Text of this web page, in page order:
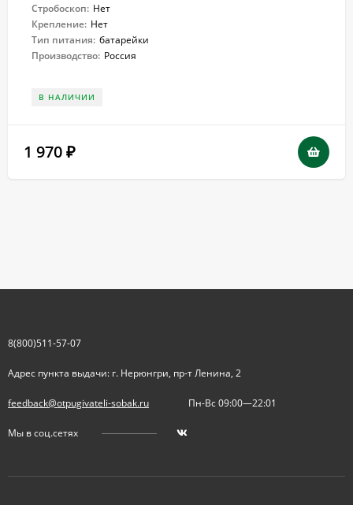
Стробоскоп: Нет
Крепление: Нет
Тип питания: батарейки
Производство: Россия
В НАЛИЧИИ
1 970 ₽
8(800)511-57-07
Адрес пункта выдачи: г. Нерюнгри, пр-т Ленина, 2
feedback@otpugivateli-sobak.ru Пн-Вс 09:00—22:01
Мы в соц.сетях